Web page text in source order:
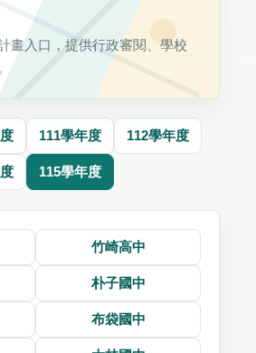
畫入口，提供行政審閱、學校
111學年度 112學年度
115學年度
竹崎高中
朴子國中
布袋國中